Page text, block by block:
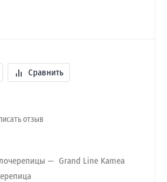
Сравнить
отзыв
Grand Line Kamea